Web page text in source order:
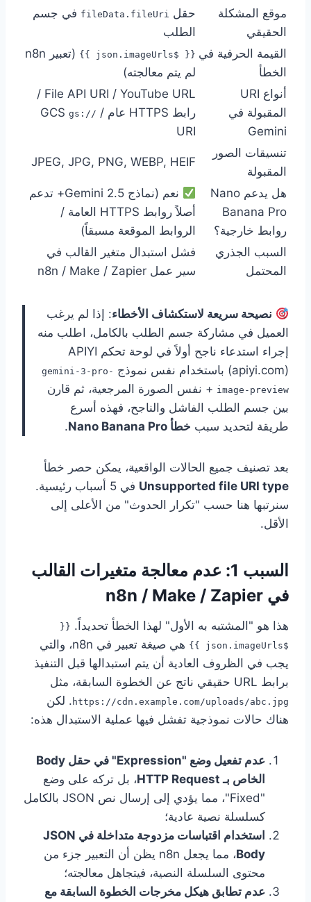
موقع المشكلة
الحقيقي
حقل fileData.fileUri في جسم
الطلب
القيمة الحرفية في
الخطأ
{{ $json.imageUrls }}
(تعبير n8n
لم يتم معالجته)
أنواع URI
المقبولة في
Gemini
File API URI / YouTube URL /
رابط HTTPS عام / GCS
gs://
URI
تنسيقات الصور
المقبولة
JPEG, JPG, PNG, WEBP, HEIF
هل يدعم Nano
Banana Pro
روابط خارجية؟
نعم (نماذج Gemini 2.5+ تدعم
أصلاً روابط HTTPS العامة /
الروابط الموقعة مسبقاً)
السبب الجذري
المحتمل
فشل استبدال متغير القالب في
سير عمل n8n / Make / Zapier
نصيحة سريعة لاستكشاف الأخطاء: إذا لم يرغب
العميل في مشاركة جسم الطلب بالكامل، اطلب منه
إجراء استدعاء ناجح أولاً في لوحة تحكم APIYI
(apiyi.com) باستخدام نفس نموذج
gemini-3-pro-
image-preview + نفس الصورة المرجعية، ثم قارن
بين جسم الطلب الفاشل والناجح، فهذه أسرع
طريقة لتحديد سبب خطأ Nano Banana Pro .
بعد تصنيف جميع الحالات الواقعية، يمكن حصر خطأ
Unsupported file URI type
في 5 أسباب رئيسية.
سنرتبها هنا حسب "تكرار الحدوث" من الأعلى إلى
الأقل.
السبب 1: عدم معالجة متغيرات القالب
في n8n / Make / Zapier
هذا هو "المشتبه به الأول" لهذا الخطأ تحديداً. {{
$json.imageUrls }}
هي صيغة تعبير في n8n، والتي
يجب في الظروف العادية أن يتم استبدالها قبل التنفيذ
برابط URL حقيقي ناتج عن الخطوة السابقة، مثل
https://cdn.example.com/uploads/abc.jpg . لكن
هناك حالات نموذجية تفشل فيها عملية الاستبدال هذه:
عدم تفعيل وضع "Expression" في حقل Body
الخاص بـ HTTP Request
، بل تركه على وضع
"Fixed"، مما يؤدي إلى إرسال نص JSON بالكامل
كسلسلة نصية عادية؛
استخدام اقتباسات مزدوجة متداخلة في JSON
Body
، مما يجعل n8n يظن أن التعبير جزء من
محتوى السلسلة النصية، فيتجاهل معالجته؛
عدم تطابق هيكل مخرجات الخطوة السابقة مع